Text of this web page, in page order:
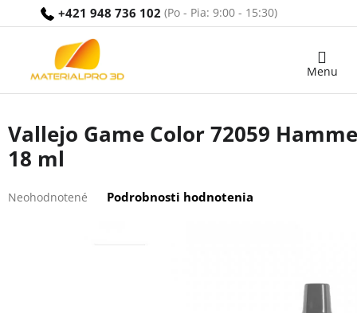
+421 948 736 102
Nákupný
Vallejo Game Color 72059
18 ml
hodnotenie
Neohodnotené Podrobnosti hodnotenia